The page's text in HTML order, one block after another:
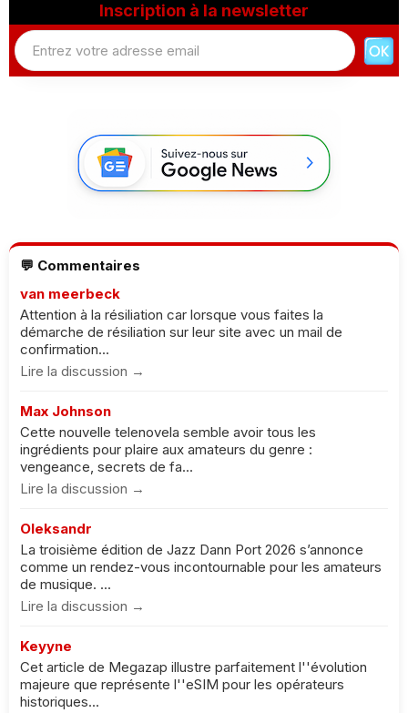
Inscription à la newsletter
💬 Commentaires
van meerbeck
Attention à la résiliation car lorsque vous faites la
démarche de résiliation sur leur site avec un mail de
confirmation...
Lire la discussion →
Max Johnson
Cette nouvelle telenovela semble avoir tous les
ingrédients pour plaire aux amateurs du genre :
vengeance, secrets de fa...
Lire la discussion →
Oleksandr
La troisième édition de Jazz Dann Port 2026 s’annonce
comme un rendez-vous incontournable pour les amateurs
de musique. ...
Lire la discussion →
Keyyne
Cet article de Megazap illustre parfaitement l''évolution
majeure que représente l''eSIM pour les opérateurs
historiques...